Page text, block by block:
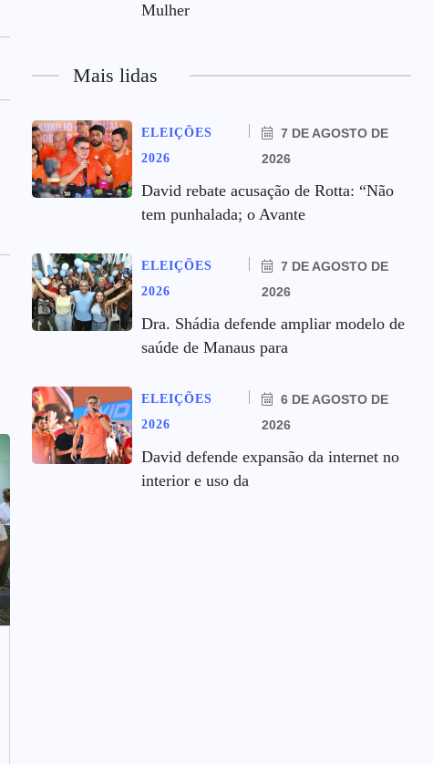
Mulher
Mais lidas
ELEIÇÕES
2026
7 DE AGOSTO DE
2026
David rebate acusação de Rotta: “Não
tem punhalada; o Avante
ELEIÇÕES
2026
7 DE AGOSTO DE
2026
Dra. Shádia defende ampliar modelo de
saúde de Manaus para
ELEIÇÕES
2026
6 DE AGOSTO DE
2026
David defende expansão da internet no
interior e uso da